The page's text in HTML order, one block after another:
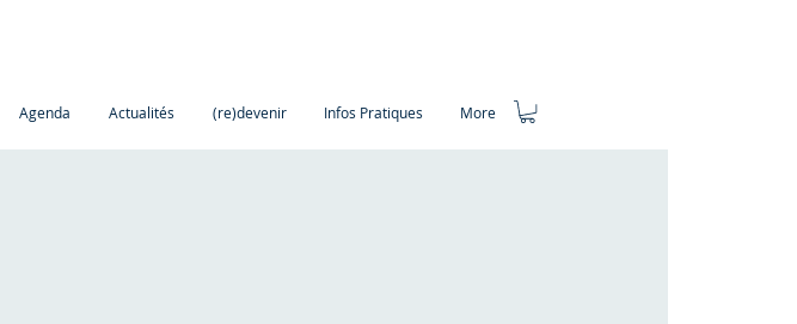
Agenda Actualités (re)devenir Infos Pratiques More